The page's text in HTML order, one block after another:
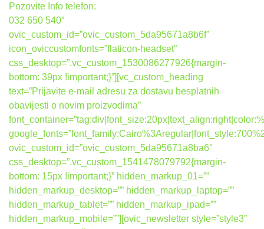
Pozovite Info telefon:
032 650 540″
ovic_custom_id=”ovic_custom_5da95671a8b6f”
icon_oviccustomfonts=”flaticon-headset”
css_desktop=”.vc_custom_1530086277926{margin-
bottom: 39px !important;}”][vc_custom_heading
text=”Prijavite e-mail adresu za dostavu besplatnih
obavijesti o novim proizvodima”
ovic_custom_id=”ovic_custom_5da95671a8ba6″
css_desktop=”.vc_custom_1541478079792{margin-
bottom: 15px !important;}” hidden_markup_01=””
hidden_markup_desktop=”” hidden_markup_laptop=””
hidden_markup_tablet=”” hidden_markup_ipad=””
hidden_markup_mobile=””][ovic_newsletter style=”style3″